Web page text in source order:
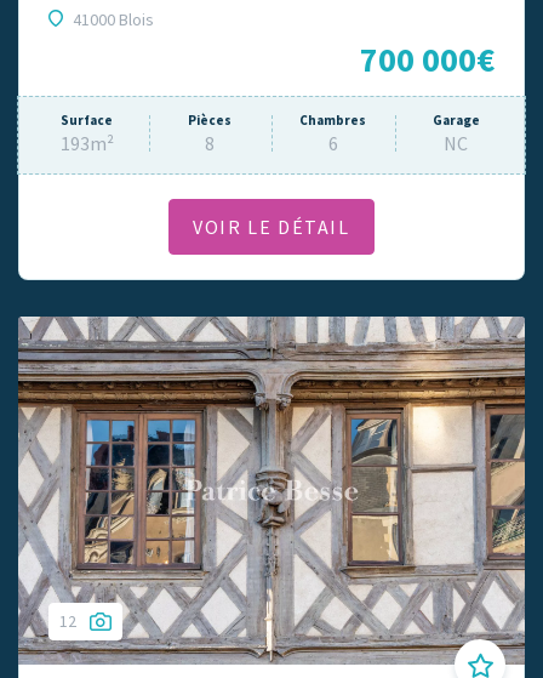
41000 Blois
700 000€
Surface
193m²
Pièces
8
Chambres
6
Garage
NC
VOIR LE DÉTAIL
12